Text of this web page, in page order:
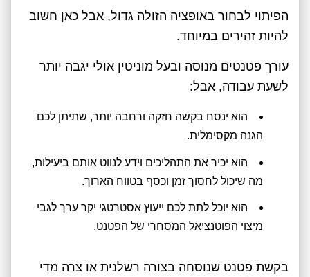
הפיתוי לבחור באופציה הזולה גדול, אבל כאן חשוב
להיות זהירים במיוחד.
עורך פטנטים מנוסה ובעל מוניטין אולי יגבה יותר
לשעת עבודה, אבל:
הוא ינסח בקשה חזקה ורחבה יותר, שתיתן לכם
הגנה מקסימלית.
הוא יכיר את התהליכים וידע לנווט אותם ביעילות,
מה שיכול לחסוך זמן וכסף בטווח הארוך.
הוא יוכל לתת לכם ייעוץ אסטרטגי יקר ערך לגבי
מיצוי הפוטנציאל המסחרי של הפטנט.
בקשת פטנט שנוסחה בצורה רשלנית או צרה מדי